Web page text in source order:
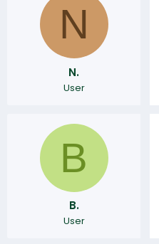
N
N.
User
B
B.
User